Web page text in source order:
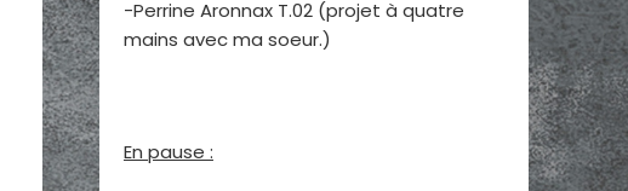
-Perrine Aronnax T.02 (projet à quatre
mains avec ma soeur.)
En pause :